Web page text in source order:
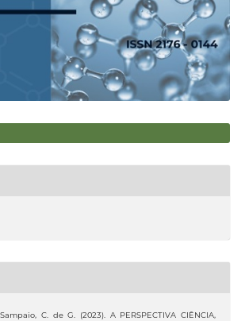
C. de G. (2023). A PERSPECTIVA CIÊNCIA,